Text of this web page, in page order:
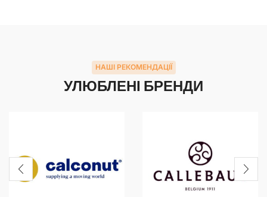
НАШІ РЕКОМЕНДАЦІЇ
УЛЮБЛЕНІ БРЕНДИ